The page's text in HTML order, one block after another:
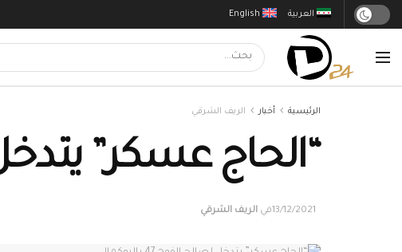
English العربية
الرئيسية أخبار الريف الشرقي
“الحاج عسكر” يتدخل
13/12/2021 في الريف الشرقي